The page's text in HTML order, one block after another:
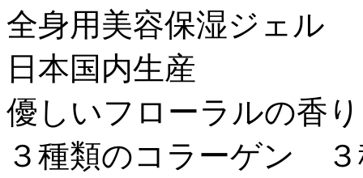
全身用美容保湿ジェル
日本国内生産
優しいフローラルの香り
３種類のコラーゲン